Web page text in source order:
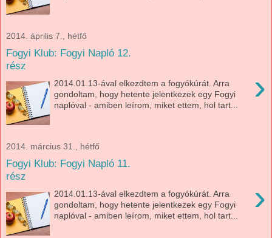
2014. április 7., hétfő
Fogyi Klub: Fogyi Napló 12.
rész
›
2014.01.13-ával elkezdtem a fogyókúrát. Arra
gondoltam, hogy hetente jelentkezek egy Fogyi
naplóval - amiben leírom, miket ettem, hol tart...
2014. március 31., hétfő
Fogyi Klub: Fogyi Napló 11.
rész
›
2014.01.13-ával elkezdtem a fogyókúrát. Arra
gondoltam, hogy hetente jelentkezek egy Fogyi
naplóval - amiben leírom, miket ettem, hol tart...